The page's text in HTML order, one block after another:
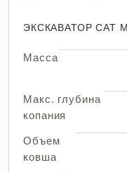
ЭКСКАВАТОР CAT
Масса
Макс. глубина
копания
Объем
ковша